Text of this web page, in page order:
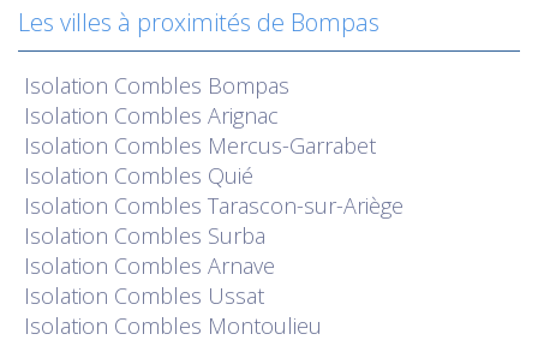
Les villes à proximités de Bompas
Isolation Combles Bompas
Isolation Combles Arignac
Isolation Combles Mercus-Garrabet
Isolation Combles Quié
Isolation Combles Tarascon-sur-Ariège
Isolation Combles Surba
Isolation Combles Arnave
Isolation Combles Ussat
Isolation Combles Montoulieu